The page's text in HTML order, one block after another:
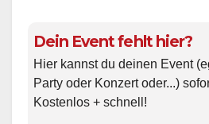
Dein Event fehlt hier?
Hier kannst du deinen Event
Party oder Konzert oder...)
Kostenlos + schnell!